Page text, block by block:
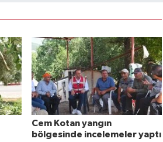
Cem Kotan yangın
bölgesinde incelemeler yaptı